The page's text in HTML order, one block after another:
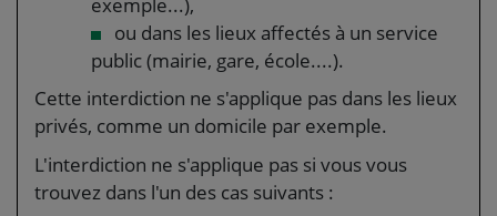
exemple...),
ou dans les lieux affectés à un service
public (mairie, gare, école....).
Cette interdiction ne s'applique pas dans les lieux
privés, comme un domicile par exemple.
L'interdiction ne s'applique pas si vous vous
trouvez dans l'un des cas suivants :